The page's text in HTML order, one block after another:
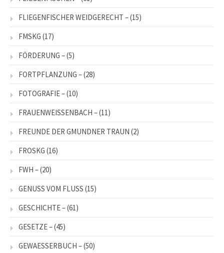
FLIEGENFISCHER WEIDGERECHT –(15)
FMSKG (17)
FÖRDERUNG –(5)
FORTPFLANZUNG –(28)
FOTOGRAFIE –(10)
FRAUENWEISSENBACH –(11)
FREUNDE DER GMUNDNER TRAUN (2)
FROSKG (16)
FWH –(20)
GENUSS VOM FLUSS (15)
GESCHICHTE –(61)
GESETZE –(45)
GEWAESSERBUCH –(50)